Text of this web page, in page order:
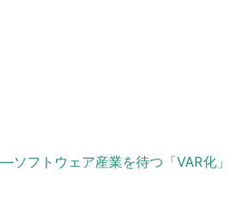
フトウェア産業を待つ「VAR化」